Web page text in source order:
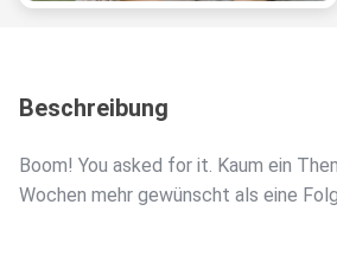
Beschreibung
Boom! You asked for it. Kaum ein
Wochen mehr gewünscht als eine